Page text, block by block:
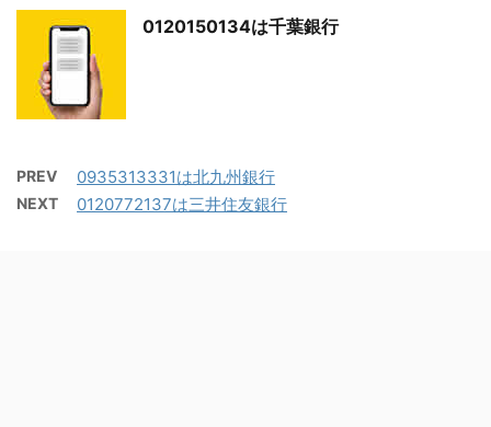
0120150134は千葉銀行
PREV 0935313331は北九州銀行
NEXT 0120772137は三井住友銀行